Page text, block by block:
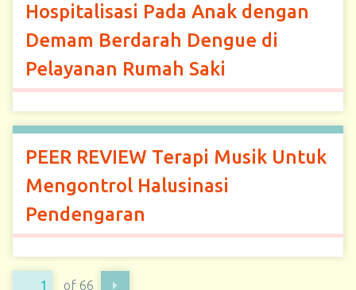
Hospitalisasi Pada Anak dengan
Demam Berdarah Dengue di
Pelayanan Rumah Saki
PEER REVIEW Terapi Musik Untuk
Mengontrol Halusinasi
Pendengaran
of 66